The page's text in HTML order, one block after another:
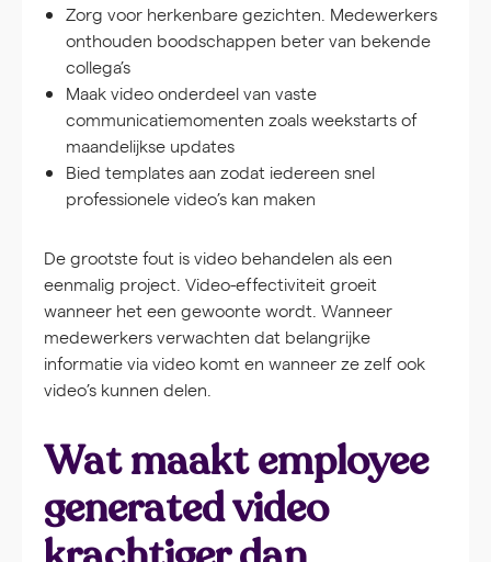
Zorg voor herkenbare gezichten. Medewerkers
onthouden boodschappen beter van bekende
collega’s
Maak video onderdeel van vaste
communicatiemomenten zoals weekstarts of
maandelijkse updates
Bied templates aan zodat iedereen snel
professionele video’s kan maken
De grootste fout is video behandelen als een
eenmalig project. Video-effectiviteit groeit
wanneer het een gewoonte wordt. Wanneer
medewerkers verwachten dat belangrijke
informatie via video komt en wanneer ze zelf ook
video’s kunnen delen.
Wat maakt employee
generated video